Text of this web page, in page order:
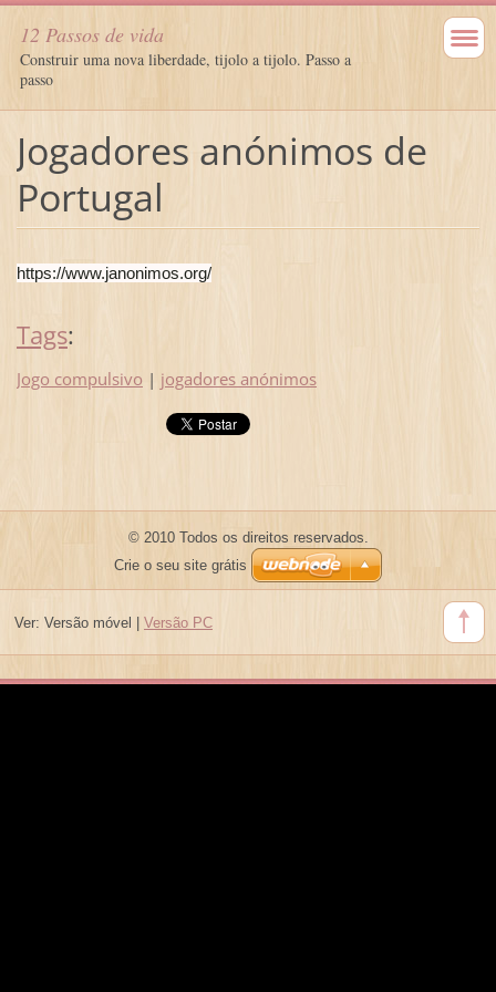
12 Passos de vida
Construir uma nova liberdade, tijolo a tijolo. Passo a
passo
Jogadores anónimos de
Portugal
https://www.janonimos.org/
Tags:
Jogo compulsivo | jogadores anónimos
© 2010 Todos os direitos reservados.
Crie o seu site grátis
Ver: Versão móvel Versão PC